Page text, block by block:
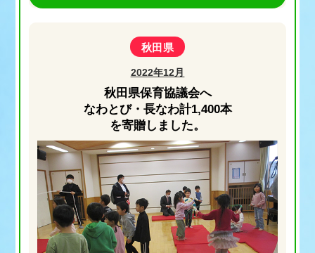
秋田県
2022年12月
秋田県保育協議会へ
なわとび・長なわ計1,400本
を寄贈しました。